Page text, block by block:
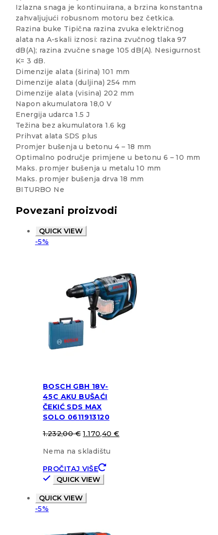
Izlazna snaga je kontinuirana, a brzina konstantna
zahvaljujući robusnom motoru bez četkica.
Razina buke Tipična razina zvuka električnog
alata na A-skali iznosi: razina zvučnog tlaka 97
dB(A); razina zvučne snage 105 dB(A). Nesigurnost
K= 3 dB.
Dimenzije alata (širina) 101 mm
Dimenzije alata (duljina) 254 mm
Dimenzije alata (visina) 202 mm
Napon akumulatora 18,0 V
Energija udarca 1.5 J
Težina bez akumulatora 1.6 kg
Prihvat alata SDS plus
Promjer bušenja u betonu 4 – 18 mm
Optimalno područje primjene u betonu 6 – 10 mm
Maks. promjer bušenja u metalu 10 mm
Maks. promjer bušenja drva 18 mm
BITURBO Ne
Povezani proizvodi
QUICK VIEW
-5%
BOSCH GBH 18V-
45C AKU BUŠAĆI
ČEKIĆ SDS MAX
SOLO 0611913120
1.232,00€ 1.170,40€
Nema na skladištu
PROČITAJ VIŠE
QUICK VIEW
QUICK VIEW
-5%